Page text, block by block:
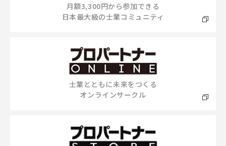
月額3,300円から参加できる
日本最大級の士業コミュニティ
士業とともに未来をつくる
オンラインサークル